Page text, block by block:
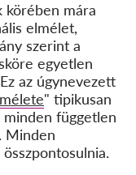
körében mára
elmélet,
szerint a
egyetlen
az úgynevezett
" tipikusan
független
Minden